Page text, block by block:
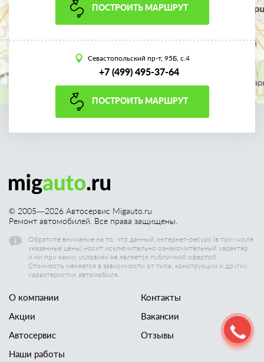
ПОСТРОИТЬ МАРШРУТ
Севастопольский пр-т, 95Б, с.4
+7 (499) 495-37-64
ПОСТРОИТЬ МАРШРУТ
© 2005—2026 Автосервис Migauto.ru
Ремонт автомобилей. Все права защищены.
Обратите внимание на то, что данный интернет-ресурс (в том числе
указанные цены) носит исключительно ознакомительный характер,
и ни при каких условиях не является публичной офертой.
Стоимость меняется в зависимости от типа, конструкции и других
характеристик автомобиля.
О компании
Акции
Автосервис
Наши работы
Контакты
Вакансии
Отзывы